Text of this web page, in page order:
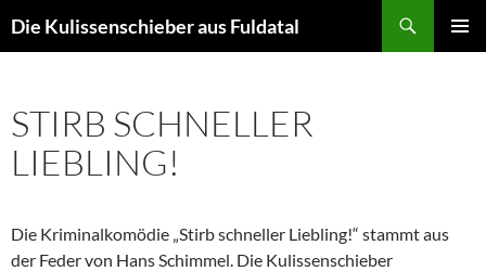
Inhalt
Die Kulissenschieber aus Fuldatal
STIRB SCHNELLER
LIEBLING!
Die Kriminalkomödie „Stirb schneller Liebling!“ stammt aus
der Feder von Hans Schimmel. Die Kulissenschieber